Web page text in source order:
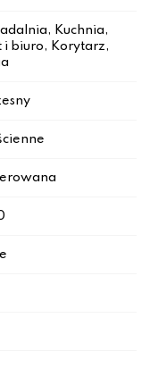
Kuchnia,
i biuro, Korytarz,